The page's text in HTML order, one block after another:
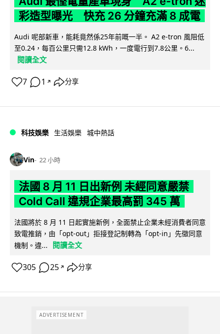
彩造型曝光 快充 26 分鐘充滿 8 成電
Audi 呢部新車，能耗竟然係25年前嘅一半。 A2 e-tron 風阻低
至0.24，每百公里只需12.8 kWh，一度電行到7.8公里。6...
閱讀全文
7 1 ↗ 分享
科技娛樂 生活娛樂 城中熱話
Vin 22 小時
法國 8 月 11 日出新例 未經同意嚴禁
Cold Call 違規企業最高罰 345 萬
法國將於 8 月 11 日起實施新例，全面禁止企業未經消費者同意
致電推銷，由「opt-out」拒接登記制轉為「opt-in」先徵同意
機制。違...
閱讀全文
305 25 ↗ 分享
ADVERTISEMENT